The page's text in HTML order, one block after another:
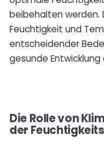
beibehalten werden.
Feuchtigkeit und
entscheidender
gesunde Entwicklung
Die Rolle von
der